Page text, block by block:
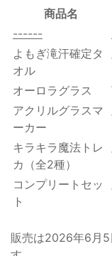
商品名
------
よもぎ滝汗確定タ
オル
オーロラグラス
アクリルグラスマ
ーカー
キラキラ魔法トレ
カ（全2種）
コンプリートセッ
ト
販売は2026年6月5